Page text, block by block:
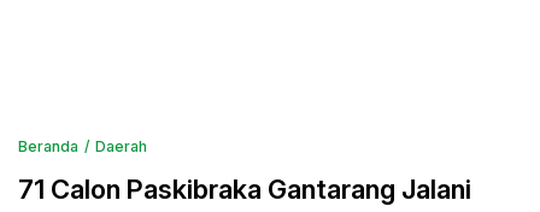
Beranda Daerah
71 Calon Paskibraka Gantarang Jalani